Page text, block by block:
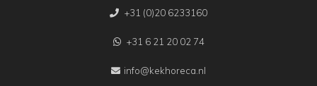
+31 (0)20 6233160
+31 6 21 20 02 74
info@kekhoreca.nl